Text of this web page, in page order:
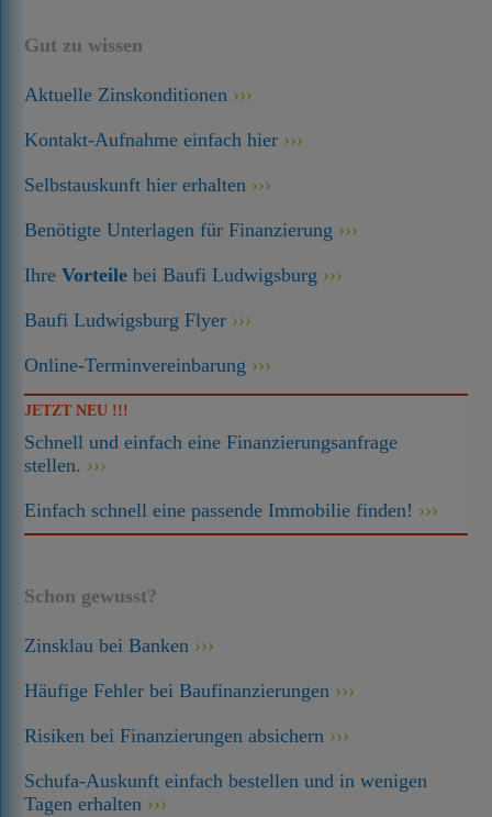
Gut zu wissen
Aktuelle Zinskonditionen
Kontakt-Aufnahme einfach hier
Selbstauskunft hier erhalten
Benötigte Unterlagen für Finanzierung
IhreVorteile bei Baufi Ludwigsburg
Baufi Ludwigsburg Flyer
Online-Terminvereinbarung
JETZT NEU !!!
Schnell und einfach eine Finanzierungsanfrage
stellen.
Einfach schnell eine passende Immobilie finden!
Schon gewusst?
Zinsklau bei Banken
Häufige Fehler bei Baufinanzierungen
Risiken bei Finanzierungen absichern
Schufa-Auskunft einfach bestellen und in wenigen
Tagen erhalten